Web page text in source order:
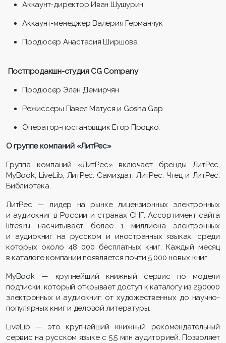
Аккаунт-директор Иван Шушурин
Аккаунт-менеджер Валерия Германчук
Продюсер Анастасия Ширшова
Постпродакшн-студия CG Company
Продюсер Элен Демирчян
Режиссеры Павел Матуся и Gosha Gap
Оператор-постановщик Егор Процко.
О группе компаний «ЛитРес»
Группа компаний «ЛитРес» включает бренды ЛитРес,
MyBook, LiveLib, ЛитРес: Самиздат, ЛитРес: Чтец и ЛитРес:
Библиотека.
ЛитРес — лидер на рынке лицензионных электронных
и аудиокниг в России и странах СНГ. Ассортимент сайта
litres.ru насчитывает более 1 миллиона электронных
и аудиокниг на русском и иностранных языках, среди
которых около 48 000 бесплатных книг. Каждый месяц
в каталоге компании появляется почти 5 000 новых книг.
MyBook — крупнейший книжный сервис по модели
подписки, который открывает доступ к каталогу из 290000
электронных и аудиокниг: от художественных до научно-
популярных книг и деловой литературы.
LiveLib — это крупнейший книжный рекомендательный
сервис на русском языке с 5,5 млн аудиторией. Позволяет